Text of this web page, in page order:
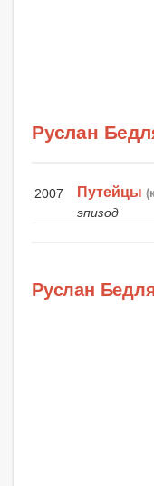
Руслан
2007 Путейцы
эпизод
Руслан